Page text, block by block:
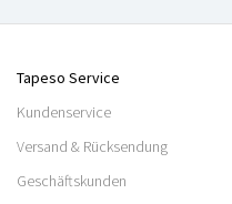
Tapeso Service
Kundenservice
Versand & Rücksendung
Geschäftskunden